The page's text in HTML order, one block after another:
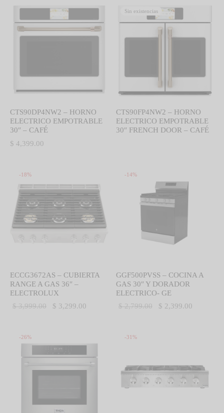
$ 4,399.00.
CTS90DP4NW2 – HORNO
ELECTRICO EMPOTRABLE
30″ – CAFÉ
$ 4,399.00
Sin existencias
CTS90FP4NW2 – HORNO
ELECTRICO EMPOTRABLE
30″ FRENCH DOOR – CAFÉ
-18%
ECCG3672AS – CUBIERTA
RANGE A GAS 36″ –
ELECTROLUX
$3,999.00
El precio
$ 3,999.00.
$ 3,299.00
-14%
GGF500PVSS – COCINA A
GAS 30″ Y DORADOR
ELECTRICO- GE
$2,799.00
El precio
$ 2,399.00
-26% -31%